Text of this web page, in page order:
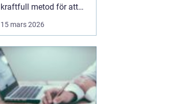
kraftfull metod för att
15 mars 2026